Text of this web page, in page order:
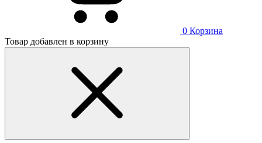
0 Корзина
Товар добавлен в корзину